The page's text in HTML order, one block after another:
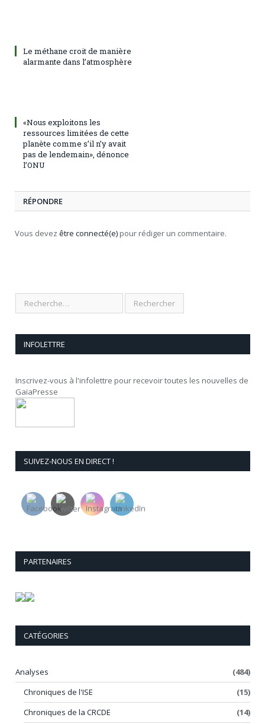
Le méthane croit de manière
alarmante dans l’atmosphère
«Nous exploitons les
ressources limitées de cette
planète comme s’il n’y avait
pas de lendemain», dénonce
l’ONU
RÉPONDRE
Vous devez être connecté(e) pour rédiger un commentaire.
INFOLETTRE
Inscrivez-vous à l'infolettre pour recevoir toutes les nouvelles de
GaïaPresse
SUIVEZ-NOUS EN DIRECT !
PARTENAIRES
CATÉGORIES
Analyses
(484)
Chroniques de l'ISE
(15)
Chroniques de la CRCDE
(14)